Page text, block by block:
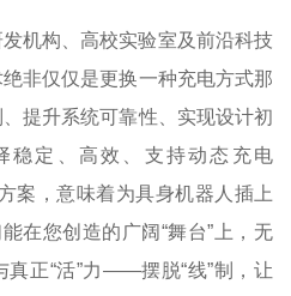
机构、高校实验室及前沿科技
非仅仅是更换一种充电方式那
提升系统可靠性、实现设计初
稳定、高效、支持动态充电
案，意味着为具身机器人插上
在您创造的广阔“舞台”上，无
真正“活”力——摆脱“线”制，让